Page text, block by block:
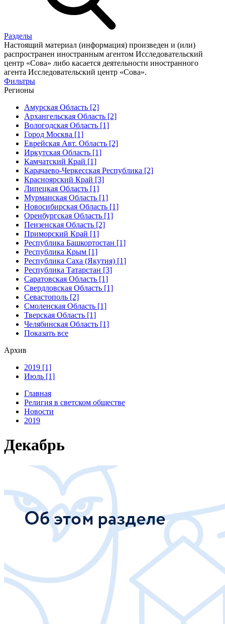
Разделы
Настоящий материал (информация) произведен и (или)
распространен иностранным агентом Исследовательский
центр «Сова» либо касается деятельности иностранного
агента Исследовательский центр «Сова».
Фильтры
Регионы
Амурская Область [2]
Архангельская Область [2]
Вологодская Область [1]
Город Москва [1]
Еврейская Авт. Область [2]
Иркутская Область [1]
Камчатский Край [1]
Карачаево-Черкесская Республика [2]
Красноярский Край [3]
Липецкая Область [1]
Мурманская Область [1]
Новосибирская Область [1]
Оренбургская Область [1]
Пензенская Область [2]
Приморский Край [1]
Республика Башкортостан [1]
Республика Крым [1]
Республика Саха (Якутия) [1]
Республика Татарстан [3]
Саратовская Область [1]
Свердловская Область [1]
Севастополь [2]
Смоленская Область [1]
Тверская Область [1]
Челябинская Область [1]
Показать все
Архив
2019 [1]
Июль [1]
Главная
Религия в светском обществе
Новости
2019
Декабрь